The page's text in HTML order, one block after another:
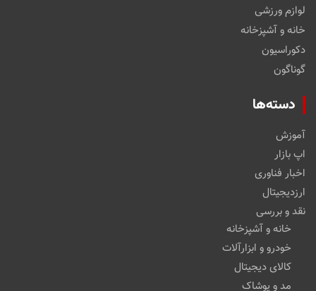
لوازم ورزشی
خانه و آشپزخانه
دکوراسیون
گوناگون
دسته‌ها
آموزش
اپ بازار
اخبار فناوری
ارزدیجیتال
نقد و بررسی
خانه و آشپزخانه
خودرو و ابزارآلات
کالای دیجیتال
مد و پوشاک